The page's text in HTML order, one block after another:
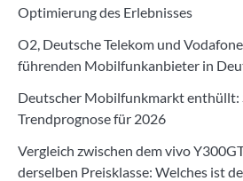
Optimierung des Erlebnisses
O2, Deutsche Telekom und
führenden Mobilfunkanbieter in
Deutscher Mobilfunkmarkt enthüllt:
Trendprognose für 2026
Vergleich zwischen dem vivo
derselben Preisklasse: Welches ist